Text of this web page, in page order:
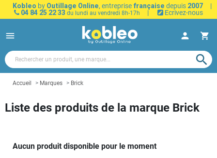
Kobleo by Outillage Online, entreprise française depuis 2007
|
04 84 25 22 33 du lundi au vendredi 8h-17h | Ecrivez-nous
menu person shopping_cart
search
Accueil Marques Brick
Liste des produits de la marque Brick
Aucun produit disponible pour le moment